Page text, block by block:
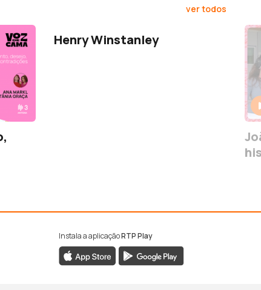
ver todos
Henry Winstanley
Instala a aplicaçãoRTP Play